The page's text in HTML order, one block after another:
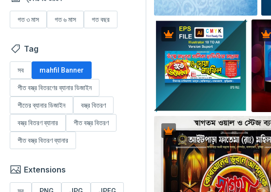
গত ৩ মাস গত ৬ মাস গত বছর
Tag
সব mahfil Banner
শীত বস্ত্র বিতরণের ব্যানার ডিজাইন
শীতের ব্যানার ডিজাইন বস্ত্র বিতরণ
বস্ত্র বিতরণ ব্যানার শীত বস্ত্র বিতরণ
শীত বস্ত্র বিতরণ ব্যানার
Extensions